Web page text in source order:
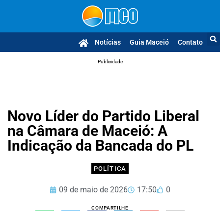
Notícias Guia Maceió Contato
Publicidade
Novo Líder do Partido Liberal
na Câmara de Maceió: A
Indicação da Bancada do PL
POLÍTICA
09 de maio de 2026 17:50 0
COMPARTILHE